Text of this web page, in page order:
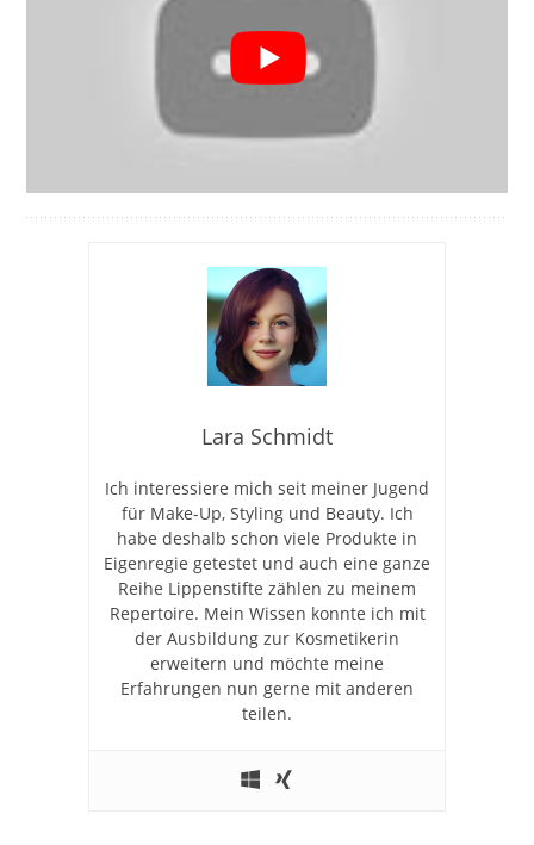
Lara Schmidt
Ich interessiere mich seit meiner Jugend
für Make-Up, Styling und Beauty. Ich
habe deshalb schon viele Produkte in
Eigenregie getestet und auch eine ganze
Reihe Lippenstifte zählen zu meinem
Repertoire. Mein Wissen konnte ich mit
der Ausbildung zur Kosmetikerin
erweitern und möchte meine
Erfahrungen nun gerne mit anderen
teilen.